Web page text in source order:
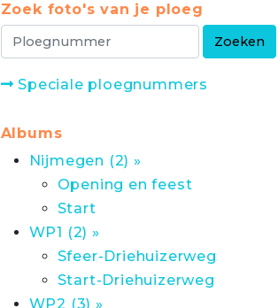
Zoek foto's van je ploeg
Speciale ploegnummers
Albums
Nijmegen (2) »
Opening en feest
Start
WP1 (2) »
Sfeer-Driehuizerweg
Start-Driehuizerweg
WP2 (3) »